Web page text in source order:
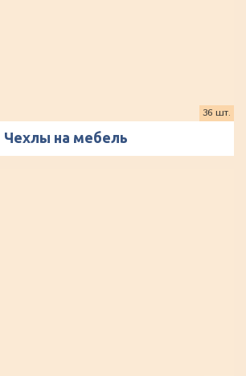
Чехлы на мебель
36 шт.